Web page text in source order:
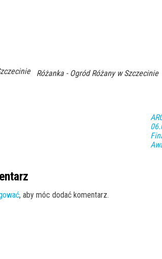
Różanka - Ogród Różany w Szczecinie
, aby móc dodać komentarz.